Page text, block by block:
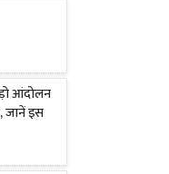
आंदोलन
जानें इस